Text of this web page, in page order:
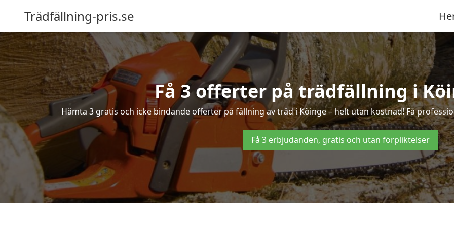
Trädfällning-pris.se
Få 3 offerter på trädfällning i
Hämta 3 gratis och icke bindande offerter på fällning av träd i Köinge – helt utan kostnad! Få
Få 3 erbjudanden, gratis och utan förpliktelser